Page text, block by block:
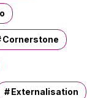
Cornerstone
Externalisation